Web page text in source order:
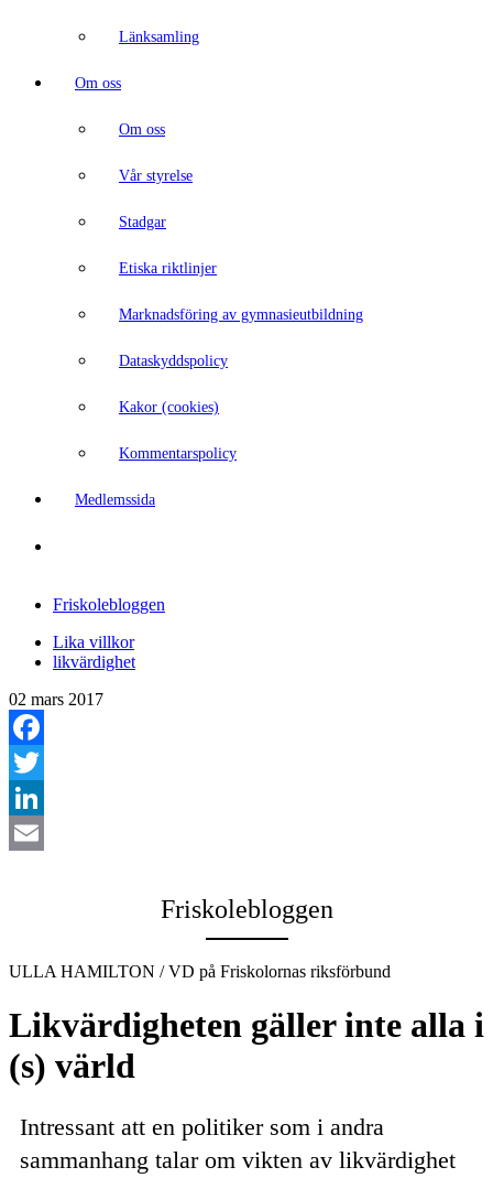
Länksamling
Om oss
Om oss
Vår styrelse
Stadgar
Etiska riktlinjer
Marknadsföring av gymnasieutbildning
Dataskyddspolicy
Kakor (cookies)
Kommentarspolicy
Medlemssida
Friskolebloggen
Lika villkor
likvärdighet
02 mars 2017
Facebook
Twitter
LinkedIn
Friskolebloggen
ULLA HAMILTON / VD på Friskolornas riksförbund
Likvärdigheten gäller inte alla i
(s) värld
Intressant att en politiker som i andra
sammanhang talar om vikten av likvärdighet